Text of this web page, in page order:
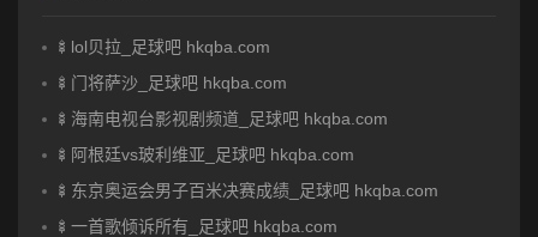
🍢lol贝拉_足球吧 hkqba.com
🍢门将萨沙_足球吧 hkqba.com
🍢海南电视台影视剧频道_足球吧 hkqba.com
🍢阿根廷vs玻利维亚_足球吧 hkqba.com
🍢东京奥运会男子百米决赛成绩_足球吧 hkqba.com
🍢一首歌倾诉所有_足球吧 hkqba.com